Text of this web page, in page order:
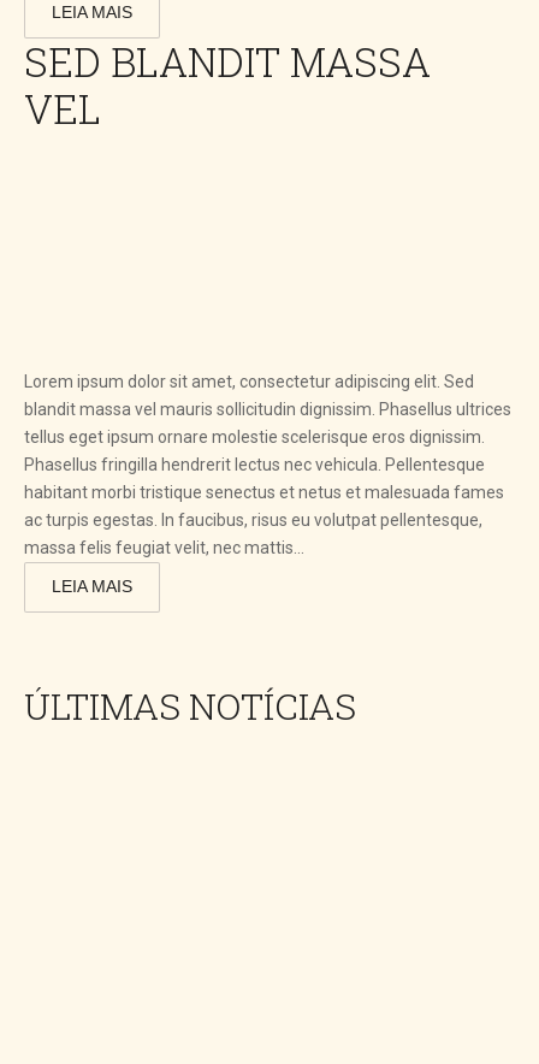
LEIA MAIS
SED BLANDIT MASSA
VEL
Lorem ipsum dolor sit amet, consectetur adipiscing elit. Sed
blandit massa vel mauris sollicitudin dignissim. Phasellus ultrices
tellus eget ipsum ornare molestie scelerisque eros dignissim.
Phasellus fringilla hendrerit lectus nec vehicula. Pellentesque
habitant morbi tristique senectus et netus et malesuada fames
ac turpis egestas. In faucibus, risus eu volutpat pellentesque,
massa felis feugiat velit, nec mattis...
LEIA MAIS
ÚLTIMAS NOTÍCIAS